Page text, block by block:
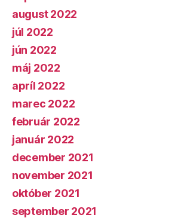
august 2022
júl 2022
jún 2022
máj 2022
apríl 2022
marec 2022
február 2022
január 2022
december 2021
november 2021
október 2021
september 2021